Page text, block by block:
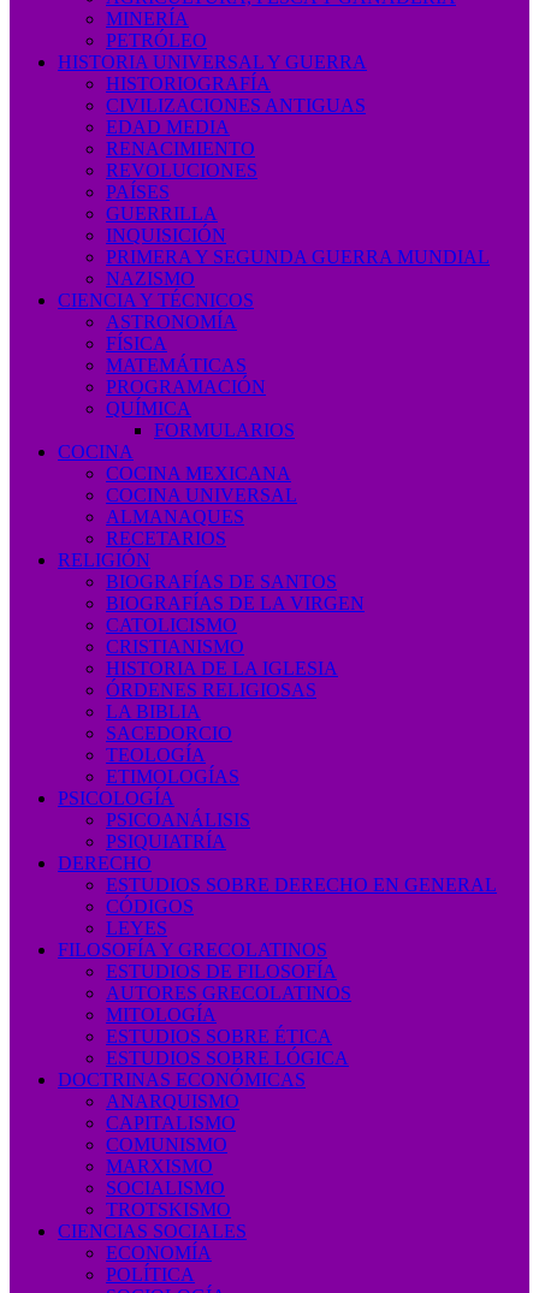
MINERÍA
PETRÓLEO
HISTORIA UNIVERSAL Y GUERRA
HISTORIOGRAFÍA
CIVILIZACIONES ANTIGUAS
EDAD MEDIA
RENACIMIENTO
REVOLUCIONES
PAÍSES
GUERRILLA
INQUISICIÓN
PRIMERA Y SEGUNDA GUERRA MUNDIAL
NAZISMO
CIENCIA Y TÉCNICOS
ASTRONOMÍA
FÍSICA
MATEMÁTICAS
PROGRAMACIÓN
QUÍMICA
FORMULARIOS
COCINA
COCINA MEXICANA
COCINA UNIVERSAL
ALMANAQUES
RECETARIOS
RELIGIÓN
BIOGRAFÍAS DE SANTOS
BIOGRAFÍAS DE LA VIRGEN
CATOLICISMO
CRISTIANISMO
HISTORIA DE LA IGLESIA
ÓRDENES RELIGIOSAS
LA BIBLIA
SACEDORCIO
TEOLOGÍA
ETIMOLOGÍAS
PSICOLOGÍA
PSICOANÁLISIS
PSIQUIATRÍA
DERECHO
ESTUDIOS SOBRE DERECHO EN GENERAL
CÓDIGOS
LEYES
FILOSOFÍA Y GRECOLATINOS
ESTUDIOS DE FILOSOFÍA
AUTORES GRECOLATINOS
MITOLOGÍA
ESTUDIOS SOBRE ÉTICA
ESTUDIOS SOBRE LÓGICA
DOCTRINAS ECONÓMICAS
ANARQUISMO
CAPITALISMO
COMUNISMO
MARXISMO
SOCIALISMO
TROTSKISMO
CIENCIAS SOCIALES
ECONOMÍA
POLÍTICA